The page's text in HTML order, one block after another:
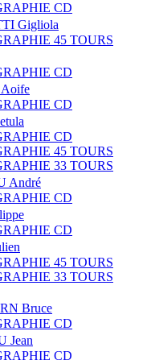
CD
Gigliola
45 TOURS
CD
CD
CD
45 TOURS
33 TOURS
André
CD
CD
45 TOURS
33 TOURS
Bruce
CD
Jean
CD